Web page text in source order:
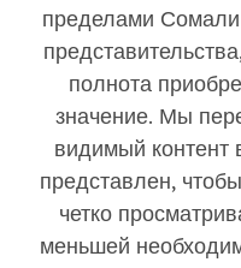
пределами
полнота
значение. Мы
видимый контент
представлен,
четко
меньшей